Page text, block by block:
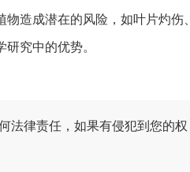
造成潜在的风险，如叶片灼伤
究中的优势。
法律责任，如果有侵犯到您的权